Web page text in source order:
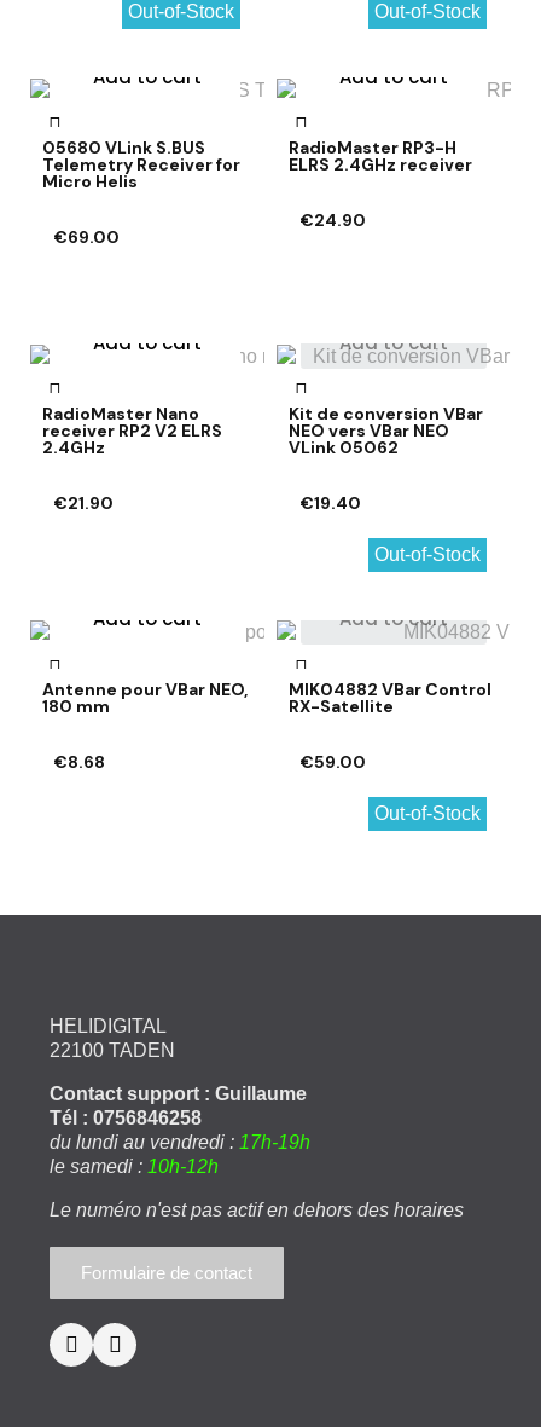
Out-of-Stock Out-of-Stock
Add to cart
05680 VLink S.BUS
Telemetry Receiver for
Micro Helis
€69.00
Add to cart
RadioMaster RP3-H
ELRS 2.4GHz receiver
€24.90
Add to cart
RadioMaster Nano
receiver RP2 V2 ELRS
2.4GHz
€21.90
Add to cart
Kit de conversion VBar
NEO vers VBar NEO
VLink 05062
€19.40
Out-of-Stock
Add to cart
Antenne pour VBar NEO,
180 mm
€8.68
Add to cart
MIK04882 VBar Control
RX-Satellite
€59.00
Out-of-Stock
HELIDIGITAL
22100 TADEN
Contact support : Guillaume
Tél : 0756846258
du lundi au vendredi : 17h-19h
le samedi : 10h-12h
Le numéro n'est pas actif en dehors des horaires
Formulaire de contact